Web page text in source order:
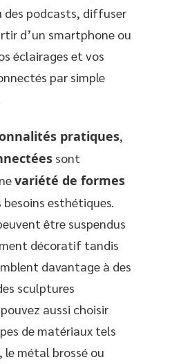
des podcasts, diffuser
d’un smartphone ou
éclairages et vos
par simple
pratiques,
sont
variété de formes
esthétiques.
être suspendus
décoratif tandis
davantage à des
sculptures
aussi choisir
de matériaux tels
le métal brossé ou